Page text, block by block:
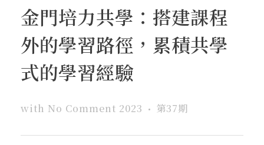
在地實踐
關鍵詞
書評書介
金門培力共學：搭建課程
外的學習路徑，累積共學
式的學習經驗
with No Comment 2023 第37期